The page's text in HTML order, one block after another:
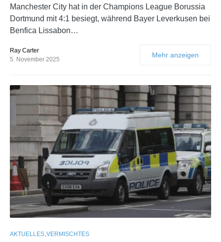
Manchester City hat in der Champions League Borussia
Dortmund mit 4:1 besiegt, während Bayer Leverkusen bei
Benfica Lissabon…
Ray Carter
5. November 2025
Mehr anzeigen
AKTUELLES VERMISCHTES